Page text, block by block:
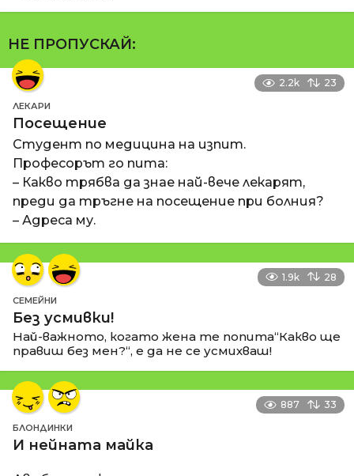
НЕ ПРОПУСКАЙ:
2.2k 23
ЛЕКАРИ
Посещение
Студент по медицина на изпит.
Професорът го пита:
– Какво трябва да знае най-вече лекарят,
преди да тръгне на посещение при болния?
– Адреса му.
1.9k 28
СЕМЕЙНИ
Без усмивки!
Най-важното, когато жена те попита“Какво ще
правиш без мен?“, е да не се усмихваш!
887 33
БЛОНДИНКИ
И нейната майка